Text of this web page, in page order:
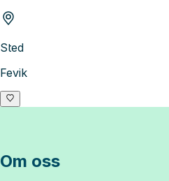
Sted
Fevik
Om oss